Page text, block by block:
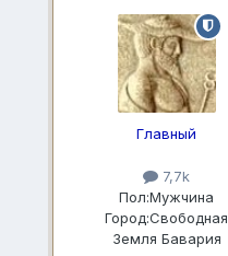
Главный
7,7k
Пол:Мужчина
Город:Свободная
Земля Бавария